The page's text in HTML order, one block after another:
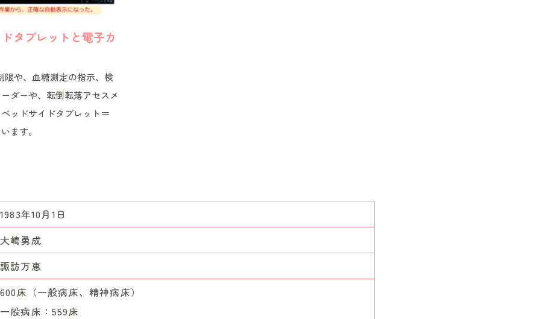
タブレットと電子カ
限や、血糖測定の指示、検
ダーや、転倒転落アセスメ
ッドサイドタブレット＝
ます。
1983年10月1日
大嶋勇成
諏訪万恵
600床（一般病床、精神病床）
一般病床：559床